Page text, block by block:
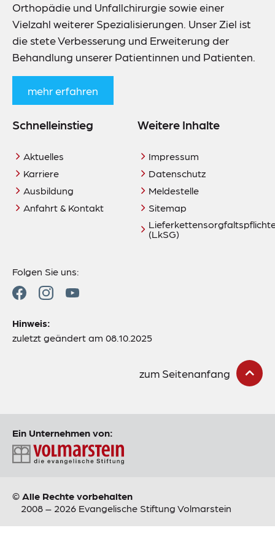
Orthopädie und Unfallchirurgie sowie einer
Vielzahl weiterer Spezialisierungen. Unser Ziel ist
die stete Verbesserung und Erweiterung der
Behandlung unserer Patientinnen und Patienten.
mehr erfahren
Schnelleinstieg
Aktuelles
Karriere
Ausbildung
Anfahrt & Kontakt
Weitere Inhalte
Impressum
Datenschutz
Meldestelle
Sitemap
(LkSG)
Folgen Sie uns:
Hinweis:
zuletzt geändert am 08.10.2025
zum Seitenanfang
© Alle Rechte vorbehalten
2008 – 2026 Evangelische Stiftung Volmarstein
Ein Unternehmen von: